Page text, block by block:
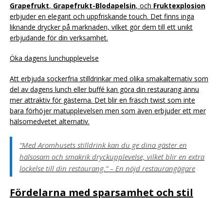
Grapefrukt, Grapefrukt-Blodapelsin, och Fruktexplosion
erbjuder en elegant och uppfriskande touch. Det finns inga
liknande drycker på marknaden, vilket gör dem till ett unikt
erbjudande för din verksamhet.
Öka dagens lunchupplevelse
Att erbjuda sockerfria stilldrinkar med olika smakalternativ som
del av dagens lunch eller buffé kan göra din restaurang ännu
mer attraktiv för gästerna. Det blir en fräsch twist som inte
bara förhöjer matupplevelsen men som även erbjuder ett mer
hälsomedvetet alternativ.
“Med Aromhusets stilldrink kan du ge dina gäster en
hälsosam och smakrik dryckupplevelse, vilket blir en extra
lockelse till din restaurang.” – En nöjd restaurangägare
Fördelarna med sparsamhet och stil